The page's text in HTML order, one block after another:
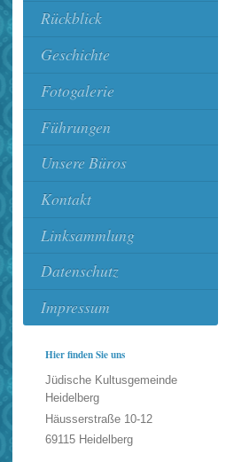
Rückblick
Geschichte
Fotogalerie
Führungen
Unsere Büros
Kontakt
Linksammlung
Datenschutz
Impressum
Hier finden Sie uns
Jüdische Kultusgemeinde
Heidelberg
Häusserstraße 10-12
69115 Heidelberg